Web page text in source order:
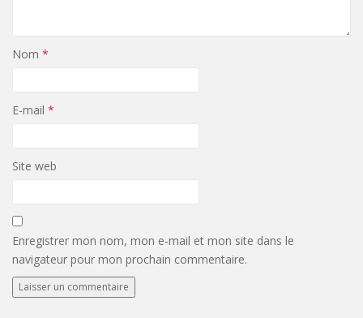
Nom *
E-mail *
Site web
Enregistrer mon nom, mon e-mail et mon site dans le
navigateur pour mon prochain commentaire.